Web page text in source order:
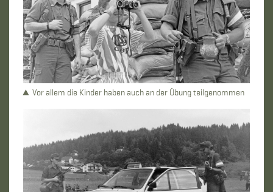
Vor allem die Kinder haben auch an der Übung teilgenommen